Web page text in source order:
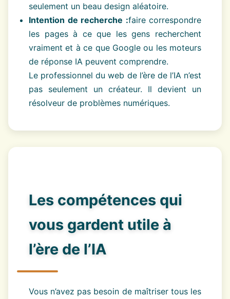
seulement un beau design aléatoire.
Intention de recherche :faire correspondre
les pages à ce que les gens recherchent
vraiment et à ce que Google ou les moteurs
de réponse IA peuvent comprendre.
Le professionnel du web de l’ère de l’IA n’est
pas seulement un créateur. Il devient un
résolveur de problèmes numériques.
Les compétences qui
vous gardent utile à
l’ère de l’IA
Vous n’avez pas besoin de maîtriser tous les